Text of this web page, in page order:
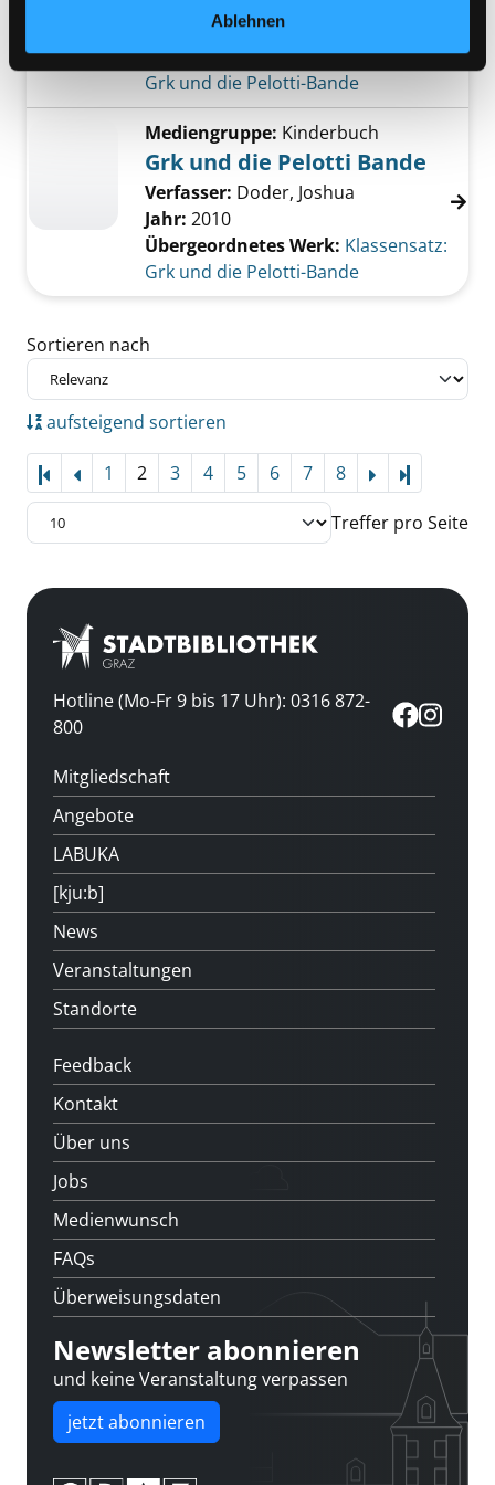
Ablehnen
2010
Übergeordnetes Werk:Klassensatz:
Grk und die Pelotti-Bande
Mediengruppe: Kinderbuch
Grk und die Pelotti Bande
Verfasser: Doder, Joshua
Jahr: 2010
Übergeordnetes Werk: Klassensatz:
Grk und die Pelotti-Bande
Zu den Suchfiltern springen
Sortieren nach
aufsteigend sortieren
1 2 3 4 5 6 7 8
Treffer pro Seite
Hotline (Mo-Fr 9 bis 17 Uhr): 0316 872-
800
Mitgliedschaft
Angebote
LABUKA
[kju:b]
News
Veranstaltungen
Standorte
Feedback
Kontakt
Über uns
Jobs
Medienwunsch
FAQs
Überweisungsdaten
Newsletter abonnieren
und keine Veranstaltung verpassen
jetzt abonnieren